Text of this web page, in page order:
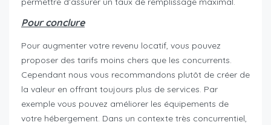
Pour conclure
Pour augmenter votre revenu locatif, vous pouvez
proposer des tarifs moins chers que les concurrents.
Cependant nous vous recommandons plutôt de créer de
la valeur en offrant toujours plus de services. Par
exemple vous pouvez améliorer les équipements de
votre hébergement. Dans un contexte très concurrentiel,